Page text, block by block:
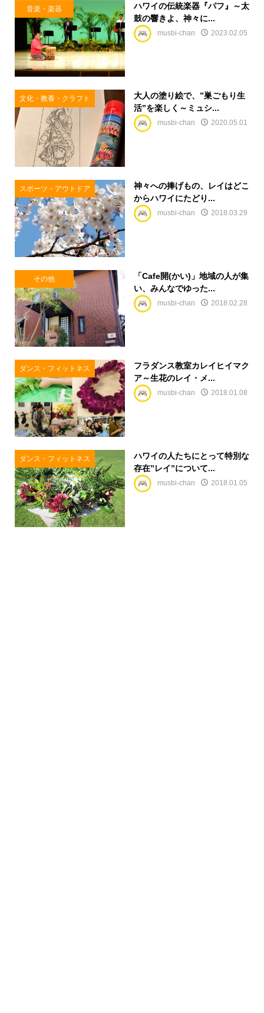
音楽・楽器
ハワイの伝統楽器『パフ』～太
鼓の響きよ、神々に...
musbi-chan 2023.02.05
文化・教養・クラフト
大人の塗り絵で、”巣ごもり生
活”を楽しく～ミュシ...
musbi-chan 2020.05.01
スポーツ・アウトドア
神々への捧げもの、レイはどこ
からハワイにたどり...
musbi-chan 2018.03.29
その他
「Cafe開(かい)」地域の人が集
い、みんなでゆった...
musbi-chan 2018.02.28
ダンス・フィットネス
フラダンス教室カレイヒイマク
ア～生花のレイ・メ...
musbi-chan 2018.01.08
ダンス・フィットネス
ハワイの人たちにとって特別な
存在”レイ”について...
musbi-chan 2018.01.05